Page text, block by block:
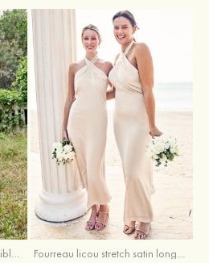
Fourreau col en v satin extensible ras du sol robe de demoiselle d'honneur Fourreau licou stretch satin longueur cheville robe de demoiselle d'honneur